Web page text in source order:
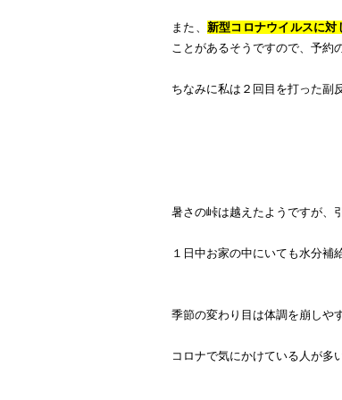
また、 新型コロナウイルスに対
ことがあるそうですので、予約
ちなみに私は２回目を打った副
暑さの峠は越えたようですが、
１日中お家の中にいても水分補
季節の変わり目は体調を崩しや
コロナで気にかけている人が多